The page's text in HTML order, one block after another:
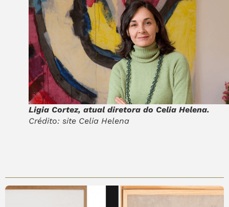
Ligia Cortez, atual diretora do Celia Helena.
Crédito: site Celia Helena